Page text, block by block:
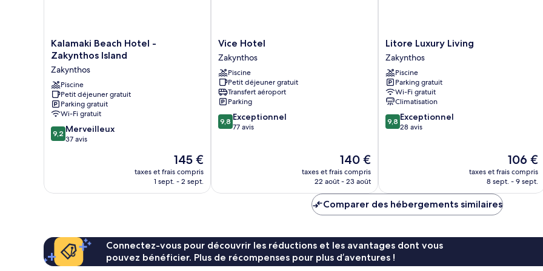
Kalamaki
Beach
Hotel
-
Zakynthos
Island
Zakynthos
Kalamaki Beach Hotel -
Zakynthos Island
Zakynthos
Piscine
Petit déjeuner gratuit
Parking gratuit
Wi-Fi gratuit
9.2
sur
9,2 Merveilleux
37 avis
Le
nouveau
prix
145 €
taxes et frais compris
1 sept. - 2 sept.
Vice
Hotel
Zakynthos
Vice Hotel
Zakynthos
Piscine
Petit déjeuner gratuit
Transfert aéroport
Parking
9.8
sur
9,8 Exceptionnel
77 avis
Le
nouveau
prix
de
140 €
140 €
taxes et frais compris
22 août - 23 août
Litore
Luxury
Living
Zakynthos
Litore Luxury Living
Zakynthos
Piscine
Parking gratuit
Wi-Fi gratuit
Climatisation
9.8
sur
9,8 Exceptionnel
28 avis
Le
nouveau
prix
106 €
taxes et frais compris
8 sept. - 9 sept.
Comparer des hébergements similaires
Connectez-vous pour découvrir les réductions et les avantages dont vous
pouvez bénéficier. Plus de récompenses pour plus d’aventures !